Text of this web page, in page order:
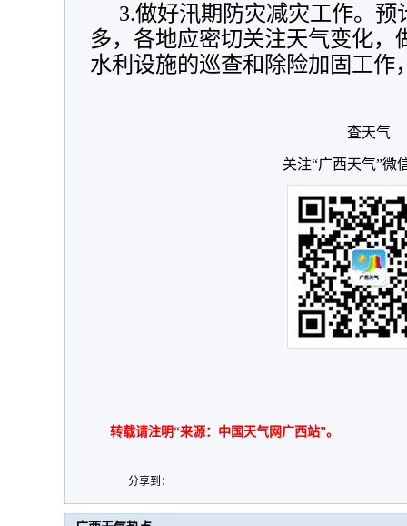
3.做好汛期防灾减灾工作。
多，各地应密切关注天气变化，
水利设施的巡查和除险加固工作
查天气
关注“广西天气”微
转载请注明“来源：中国天气网广西站”。
分享到：